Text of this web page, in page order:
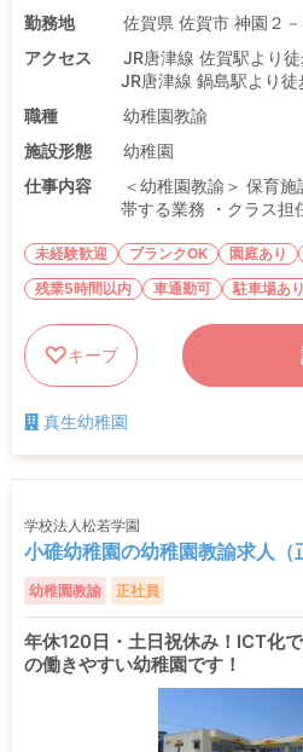
勤務地
佐賀県 佐賀市 神園２
アクセス
JR唐津線 佐賀駅より
JR唐津線 鍋島駅より
職種
幼稚園教諭
施設形態
幼稚園
仕事内容
＜幼稚園教諭＞ 保育
帯する業務 ・クラス担
未経験歓迎 ブランクOK 園庭あり
残業5時間以内
車通勤可 駐車場あり
キープ
真生幼稚園
学校法人松若学園
小碓幼稚園の幼稚園教諭求人（
幼稚園教諭 正社員
年休120日・土日祝休み！ICT化
の働きやすい幼稚園です！